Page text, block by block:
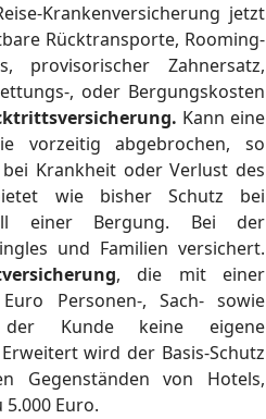
Krankenversicherung jetzt
Rücktransporte, Rooming-
Zahnersatz,
, oder Bergungskosten
Kann eine
vorzeitig abgebrochen, so
Krankheit oder Verlust des
wie bisher Schutz bei
einer Bergung. Bei der
und Familien versichert.
, die mit einer
Personen-, Sach- sowie
der Kunde keine eigene
wird der Basis-Schutz
Gegenständen von Hotels,
Euro.